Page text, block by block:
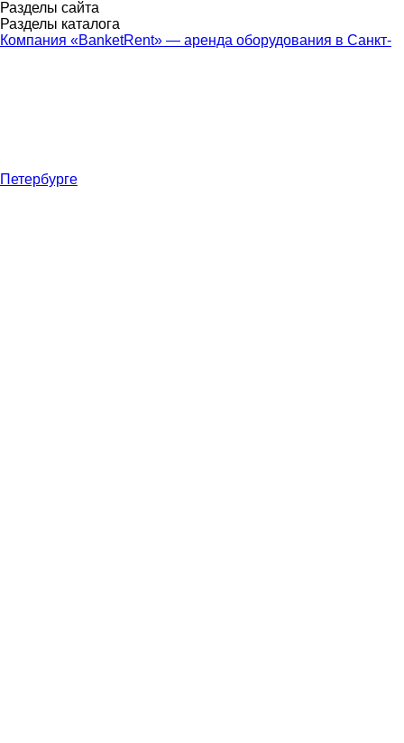
Разделы сайта
Разделы каталога
Компания «BanketRent» — аренда оборудования в Санкт-
Петербурге